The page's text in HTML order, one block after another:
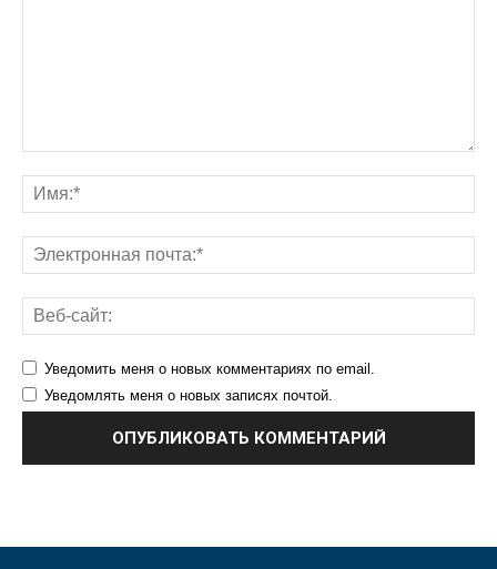
Уведомить меня о новых комментариях по email.
Уведомлять меня о новых записях почтой.